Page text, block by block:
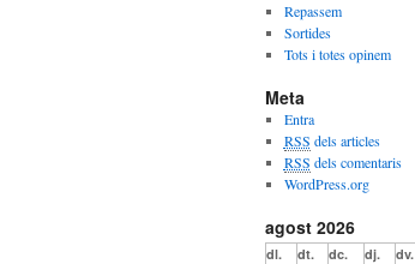
Repassem
Sortides
Tots i totes opinem
Meta
Entra
RSS dels articles
RSS dels comentaris
WordPress.org
agost 2026
dl. dt. dc. dj. dv.